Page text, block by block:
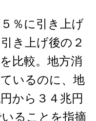
％に引き上げ
き上げ後の２
比較。地方消
いるのに、地
から３４兆円
ることを指摘